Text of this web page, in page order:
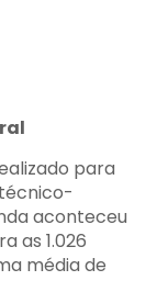
para
aconteceu
as 1.026
média de